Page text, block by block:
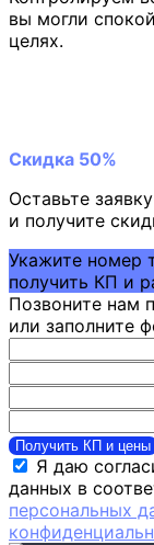
вы могли
целях.
Скидка 50%
Оставьте
и получите
Укажите номер
получить КП и
Позвоните нам
или заполните
Получить КП и цены
Я даю
данных в
персональных